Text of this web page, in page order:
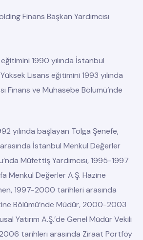
Finans Başkan Yardımcısı
1990 yılında İstanbul
Lisans eğitimini 1993 yılında
Finans ve Muhasebe Bölümü’nde
yılında başlayan Tolga Şenefe,
İstanbul Menkul Değerler
Müfettiş Yardımcısı, 1995-1997
Menkul Değerler A.Ş. Hazine
1997-2000 tarihleri arasında
Bölümü’nde Müdür, 2000-2003
Yatırım A.Ş.’de Genel Müdür Vekili
tarihleri arasında Ziraat Portföy